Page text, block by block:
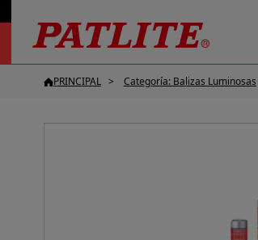
PRINCIPAL Categoría: Balizas Luminosas